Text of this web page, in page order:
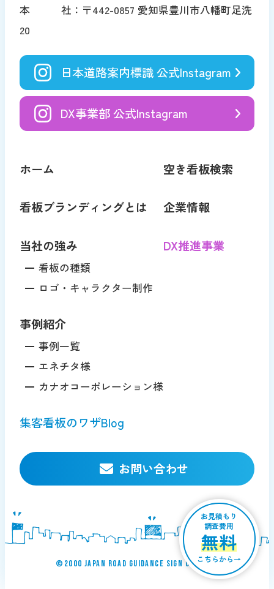
お見積もり
調査費用
無料
こちらから→
本 社：〒442-0857 愛知県豊川市八幡町足洗
20
日本道路案内標識 公式Instagram
DX事業部 公式Instagram
ホーム
看板ブランディングとは
当社の強み
看板の種類
ロゴ・キャラクター制作
事例紹介
事例一覧
エネチタ様
カナオコーポレーション様
集客看板のワザBlog
空き看板検索
企業情報
DX推進事業
お問い合わせ
©︎2000 JAPAN ROAD GUIDANCE SIGN Co., ltd.